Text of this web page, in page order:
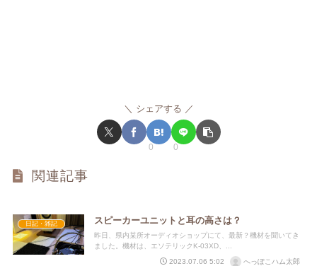
シェアする
0 0
関連記事
日記・雑記 スピーカーユニットと耳の高さは？
昨日、県内某所オーディオショップにて、最新？機材を聞いてき
ました。機材は、エソテリックK-03XD、...
2023.07.06 5:02
へっぽこハム太郎